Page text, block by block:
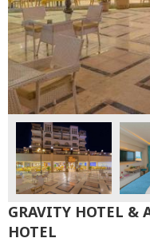
GRAVITY HOTEL &
HOTEL